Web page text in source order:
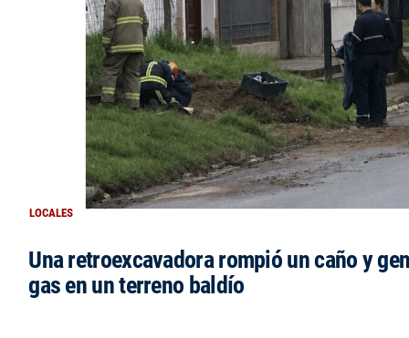
LOCALES
Una retroexcavadora rompió un caño y
gas en un terreno baldío